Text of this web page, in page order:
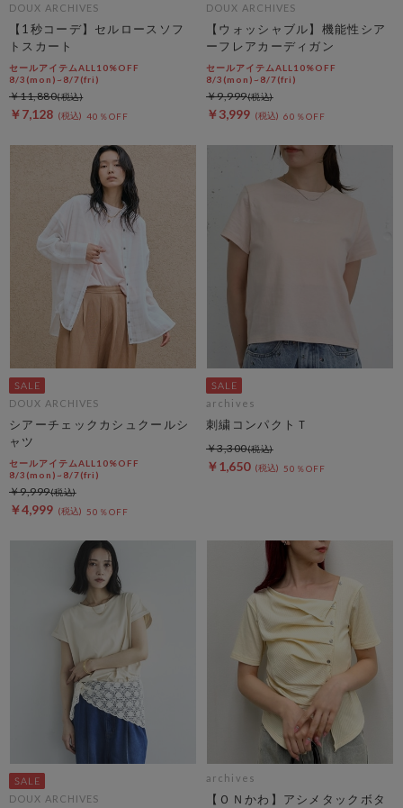
DOUX ARCHIVES
【1秒コーデ】セルロースソフ
トスカート
セールアイテムALL10%OFF
8/3(mon)~8/7(fri)
￥7,128 40％OFF
￥11,880
DOUX ARCHIVES
【ウォッシャブル】機能性シア
ーフレアカーディガン
セールアイテムALL10%OFF
8/3(mon)~8/7(fri)
￥3,999 60％OFF
￥9,999
DOUX ARCHIVES
シアーチェックカシュクールシ
ャツ
セールアイテムALL10%OFF
8/3(mon)~8/7(fri)
￥4,999 50％OFF
￥9,999
archives
刺繍コンパクトＴ
￥1,650 50％OFF
￥3,300
DOUX ARCHIVES
archives
【ＯＮかわ】アシメタックボタ